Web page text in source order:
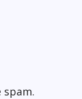
spam.